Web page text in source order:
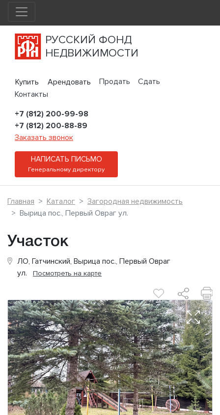
РУССКИЙ ФОНД
НЕДВИЖИМОСТИ
Купить Арендовать Продать
Сдать
Контакты
+7 (812) 200-99-98
+7 (812) 200-88-89
Заказать звонок
НАПИСАТЬ ПИСЬМО
Генеральному директору
Главная Каталог
Загородная недвижимость
Вырица пос., Первый Овраг ул.
Участок
ЛО, Гатчинский, Вырица пос., Первый Овраг
ул. Посмотреть на карте